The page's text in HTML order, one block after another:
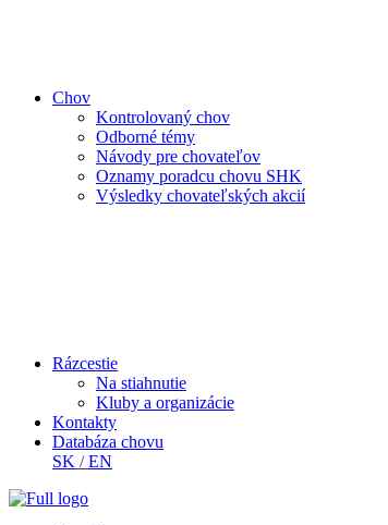
Chov
Kontrolovaný chov
Odborné témy
Návody pre chovateľov
Oznamy poradcu chovu SHK
Výsledky chovateľských akcií
Rázcestie
Na stiahnutie
Kluby a organizácie
Kontakty
Databáza chovu
SK /EN